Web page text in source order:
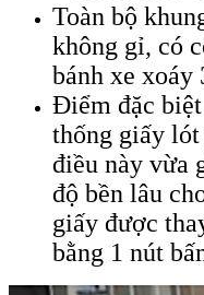
Toàn bộ
không gỉ, có
bánh xe xoáy
Điểm đặc
thống giấy
điều này vừa
độ bền lâu
giấy được
bằng 1 nút